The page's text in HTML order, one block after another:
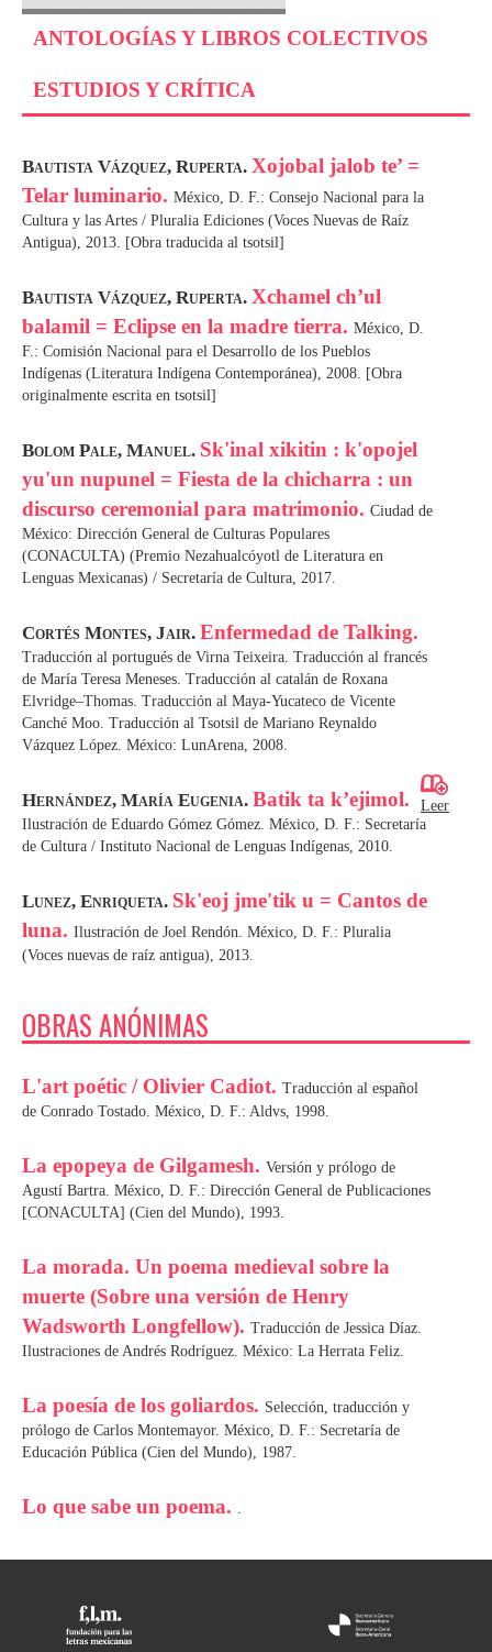
ANTOLOGÍAS Y LIBROS COLECTIVOS
ESTUDIOS Y CRÍTICA
Bautista Vázquez, Ruperta. Xojobal jalob te’ =
Telar luminario. México, D. F.: Consejo Nacional para la
Cultura y las Artes / Pluralia Ediciones (Voces Nuevas de Raíz
Antigua), 2013. [Obra traducida al tsotsil]
Bautista Vázquez, Ruperta. Xchamel ch’ul
balamil = Eclipse en la madre tierra. México, D.
F.: Comisión Nacional para el Desarrollo de los Pueblos
Indígenas (Literatura Indígena Contemporánea), 2008. [Obra
originalmente escrita en tsotsil]
Bolom Pale, Manuel. Sk'inal xikitin : k'opojel
yu'un nupunel = Fiesta de la chicharra : un
discurso ceremonial para matrimonio. Ciudad de
México: Dirección General de Culturas Populares
(CONACULTA) (Premio Nezahualcóyotl de Literatura en
Lenguas Mexicanas) / Secretaría de Cultura, 2017.
Cortés Montes, Jair. Enfermedad de Talking.
Traducción al portugués de Virna Teixeira. Traducción al francés
de María Teresa Meneses. Traducción al catalán de Roxana
Elvridge–Thomas. Traducción al Maya-Yucateco de Vicente
Canché Moo. Traducción al Tsotsil de Mariano Reynaldo
Vázquez López. México: LunArena, 2008.
Hernández, María Eugenia. Batik ta k’ejimol.
Ilustración de Eduardo Gómez Gómez. México, D. F.: Secretaría
de Cultura / Instituto Nacional de Lenguas Indígenas, 2010.
Leer
Lunez, Enriqueta. Sk'eoj jme'tik u = Cantos de
luna. Ilustración de Joel Rendón. México, D. F.: Pluralia
(Voces nuevas de raíz antigua), 2013.
OBRAS ANÓNIMAS
L'art poétic / Olivier Cadiot. Traducción al español
de Conrado Tostado. México, D. F.: Aldvs, 1998.
La epopeya de Gilgamesh. Versión y prólogo de
Agustí Bartra. México, D. F.: Dirección General de Publicaciones
[CONACULTA] (Cien del Mundo), 1993.
La morada. Un poema medieval sobre la
muerte (Sobre una versión de Henry
Wadsworth Longfellow). Traducción de Jessica Díaz.
Ilustraciones de Andrés Rodríguez. México: La Herrata Feliz.
La poesía de los goliardos. Selección, traducción y
prólogo de Carlos Montemayor. México, D. F.: Secretaría de
Educación Pública (Cien del Mundo), 1987.
Lo que sabe un poema. .